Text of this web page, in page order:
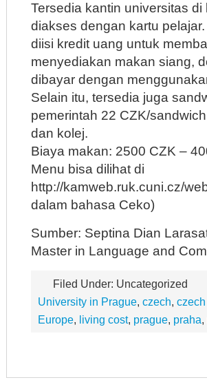
Tersedia kantin universitas
diakses dengan kartu
diisi kredit uang untuk
menyediakan makan siang,
dibayar dengan
Selain itu, tersedia juga
pemerintah 22 CZK/
dan kolej.
Biaya makan: 2500 CZK –
Menu bisa dilihat di
http://kamweb.ruk.cuni.cz/
dalam bahasa Ceko)
Sumber: Septina Dian
Master in Language and
Filed Under: Uncategorized
University in Prague, czech,
Europe, living cost, prague, praha,